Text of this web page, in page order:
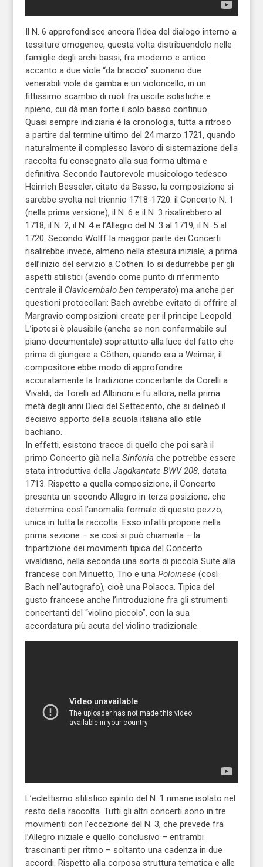
Il N. 6 approfondisce ancora l’idea del dialogo interno a
tessiture omogenee, questa volta distribuendolo nelle
famiglie degli archi bassi, fra moderno e antico:
accanto a due viole “da braccio” suonano due
venerabili viole da gamba e un violoncello, in un
fittissimo scambio di ruoli fra uscite solistiche e
ripieno, cui dà man forte il solo basso continuo.
Quasi sempre indiziaria è la cronologia, tutta a ritroso
a partire dal termine ultimo del 24 marzo 1721, quando
naturalmente il complesso lavoro di sistemazione della
raccolta fu consegnato alla sua forma ultima e
definitiva. Secondo l’autorevole musicologo tedesco
Heinrich Besseler, citato da Basso, la composizione si
sarebbe svolta nel triennio 1718-1720: il Concerto N. 1
(nella prima versione), il N. 6 e il N. 3 risalirebbero al
1718; il N. 2, il N. 4 e l’Allegro del N. 3 al 1719; il N. 5 al
1720. Secondo Wolff la maggior parte dei Concerti
risalirebbe invece, almeno nella stesura iniziale, a prima
dell’inizio del servizio a Cöthen: lo si dedurrebbe per gli
aspetti stilistici (avendo come punto di riferimento
centrale il Clavicembalo ben temperato) ma anche per
questioni protocollari: Bach avrebbe evitato di offrire al
Margravio composizioni create per il principe Leopold.
L’ipotesi è plausibile (anche se non confermabile sul
piano documentale) soprattutto alla luce del fatto che
prima di giungere a Cöthen, quando era a Weimar, il
compositore ebbe modo di approfondire
accuratamente la tradizione concertante da Corelli a
Vivaldi, da Torelli ad Albinoni e fu allora, nella prima
metà degli anni Dieci del Settecento, che si delineò il
decisivo apporto della scuola italiana allo stile
bachiano.
In effetti, esistono tracce di quello che poi sarà il
primo Concerto già nella Sinfonia che potrebbe essere
stata introduttiva della Jagdkantate BWV 208, datata
1713. Rispetto a quella composizione, il Concerto
presenta un secondo Allegro in terza posizione, che
determina così l’anomalia formale di questo pezzo,
unica in tutta la raccolta. Esso infatti propone nella
prima sezione – se così si può chiamarla – la
tripartizione dei movimenti tipica del Concerto
vivaldiano, nella seconda una sorta di piccola Suite alla
francese con Minuetto, Trio e una Poloinese(così
Bach nell’autografo), cioè una Polacca. Tipica del
gusto francese anche l’introduzione fra gli strumenti
concertanti del “violino piccolo”, con la sua
accordatura più acuta del violino tradizionale.
L’eclettismo stilistico spinto del N. 1 rimane isolato nel
resto della raccolta. Tutti gli altri concerti sono in tre
movimenti con l’eccezione del N. 3, che prevede fra
l’Allegro iniziale e quello conclusivo – entrambi
trascinanti per ritmo – soltanto una cadenza in due
accordi. Rispetto alla corposa struttura tematica e alle